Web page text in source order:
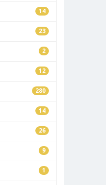
14
23
2
12
280
14
26
9
1